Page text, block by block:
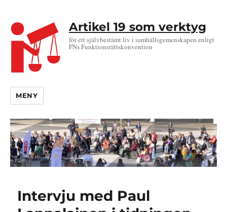
Artikel 19 som verktyg
för ett självbestämt liv i samhällsgemenskapen enligt
FNs Funktionsrättskonvention
MENY
Intervju med Paul